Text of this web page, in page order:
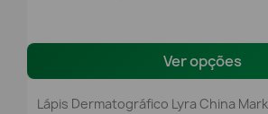
Ver opções
Lápis Dermatográfico Lyra China